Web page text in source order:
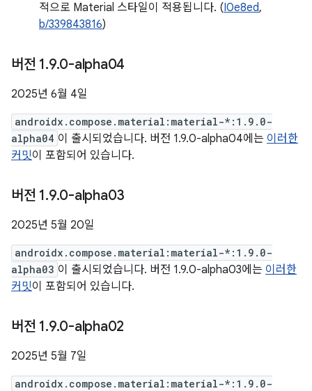
적으로 Material 스타일이 적용됩니다. (I0e8ed,
b/339843816)
버전 1.9.0-alpha04
2025년 6월 4일
androidx.compose.material:material-*:1.9.0-
alpha04 이 출시되었습니다. 버전 1.9.0-alpha04에는 이러한
커밋이 포함되어 있습니다.
버전 1.9.0-alpha03
2025년 5월 20일
androidx.compose.material:material-*:1.9.0-
alpha03 이 출시되었습니다. 버전 1.9.0-alpha03에는 이러한
커밋이 포함되어 있습니다.
버전 1.9.0-alpha02
2025년 5월 7일
androidx.compose.material:material-*:1.9.0-